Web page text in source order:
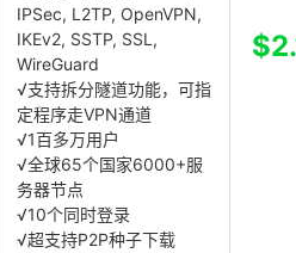
IPSec, L2TP, OpenVPN,
IKEv2, SSTP, SSL,
WireGuard
√支持拆分隧道功能，可指
定程序走VPN通道
√1百多万用户
√全球65个国家6000+服
务器节点
√10个同时登录
√超支持P2P种子下载